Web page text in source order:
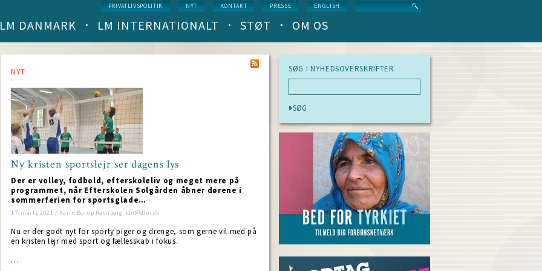
Service
menu
PRIVATLIVSPOLITIK NYT KONTAKT PRESSE ENGLISH
Main
(level
1)
LM DANMARK LM INTERNATIONALT STØT OM OS
NYT
Ny kristen sportslejr ser dagens lys
Der er volley, fodbold, efterskoleliv og meget mere på
programmet, når Efterskolen Solgården åbner dørene i
sommerferien for sportsglade…
17. marts 2021 / Karin Borup Ravnborg; kbr@dlm.dk
Nu er der godt nyt for sporty piger og drenge, som gerne vil med på
en kristen lejr med sport og fællesskab i fokus.
…
SØG I NYHEDSOVERSKRIFTER